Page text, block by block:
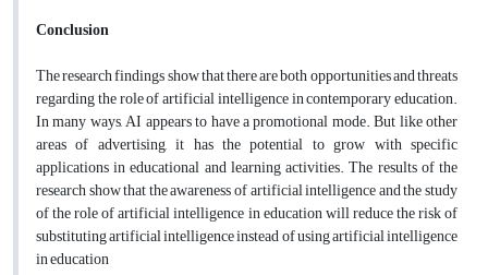
Conclusion
The research findings show that there are both opportunities and threats
regarding the role of artificial intelligence in contemporary education.
In many ways, AI appears to have a promotional mode. But like other
areas of advertising, it has the potential to grow with specific
applications in educational and learning activities. The results of the
research show that the awareness of artificial intelligence and the study
of the role of artificial intelligence in education will reduce the risk of
substituting artificial intelligence instead of using artificial intelligence
in education